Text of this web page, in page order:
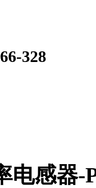
328
电感器-